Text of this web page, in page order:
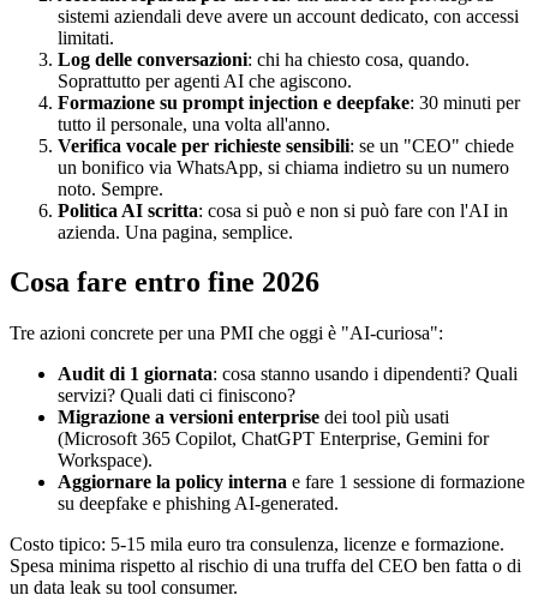
sistemi aziendali deve avere un account dedicato, con accessi
limitati.
Log delle conversazioni: chi ha chiesto cosa, quando.
Soprattutto per agenti AI che agiscono.
Formazione su prompt injection e deepfake: 30 minuti per
tutto il personale, una volta all'anno.
Verifica vocale per richieste sensibili: se un "CEO" chiede
un bonifico via WhatsApp, si chiama indietro su un numero
noto. Sempre.
Politica AI scritta: cosa si può e non si può fare con l'AI in
azienda. Una pagina, semplice.
Cosa fare entro fine 2026
Tre azioni concrete per una PMI che oggi è "AI-curiosa":
Audit di 1 giornata: cosa stanno usando i dipendenti? Quali
servizi? Quali dati ci finiscono?
Migrazione a versioni enterprise dei tool più usati
(Microsoft 365 Copilot, ChatGPT Enterprise, Gemini for
Workspace).
Aggiornare la policy interna e fare 1 sessione di formazione
su deepfake e phishing AI-generated.
Costo tipico: 5-15 mila euro tra consulenza, licenze e formazione.
Spesa minima rispetto al rischio di una truffa del CEO ben fatta o di
un data leak su tool consumer.